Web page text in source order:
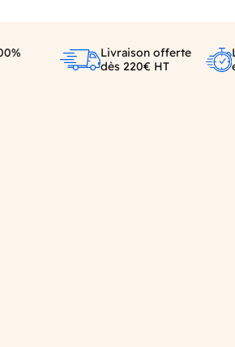
Livraison offerte
dès 220€ HT